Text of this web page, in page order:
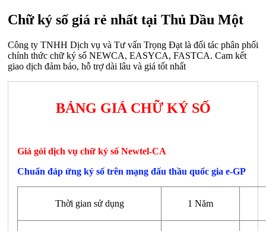
Chữ ký số giá rẻ nhất tại Thủ Dầu Một
Công ty TNHH Dịch vụ và Tư vấn Trọng Đạt là đối tác phân phối
chính thức chữ ký số NEWCA, EASYCA, FASTCA. Cam kết
giao dịch đảm bảo, hỗ trợ dài lâu và giá tốt nhất
BẢNG GIÁ CHỮ KÝ SỐ
Giá gói dịch vụ chữ ký số Newtel-CA
Chuẩn đáp ứng ký số trên mạng đấu thầu quốc gia e-GP
Thời gian sử dụng 1 Năm